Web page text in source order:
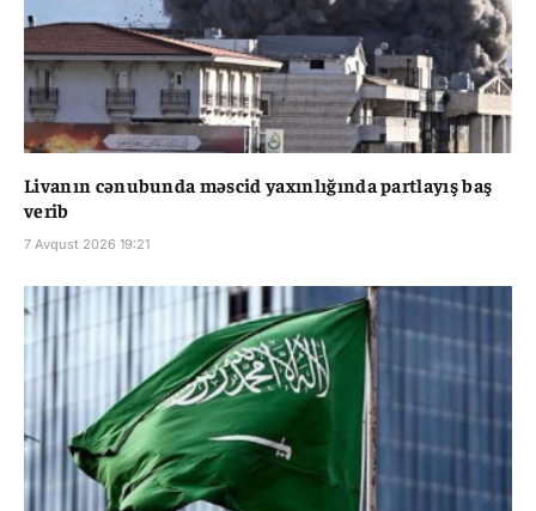
Livanın cənubunda məscid yaxınlığında partlayış baş
verib
7 Avqust 2026 19:21